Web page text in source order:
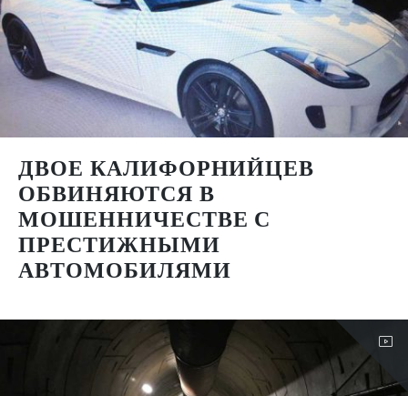
ДВОЕ КАЛИФОРНИЙЦЕВ
ОБВИНЯЮТСЯ В
МОШЕННИЧЕСТВЕ С
ПРЕСТИЖНЫМИ
АВТОМОБИЛЯМИ